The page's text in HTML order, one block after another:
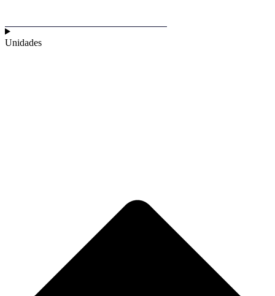
Unidades